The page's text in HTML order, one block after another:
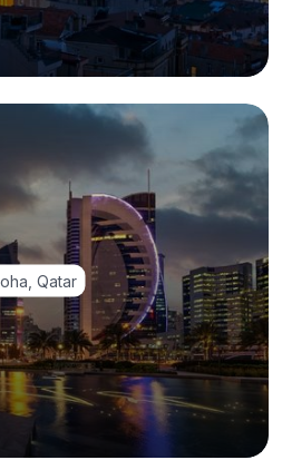
Qatar